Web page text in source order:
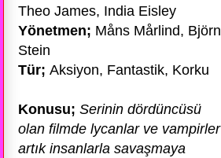
Theo James, India Eisley
Yönetmen; Måns Mårlind, Björn
Stein
Tür; Aksiyon, Fantastik, Korku
Konusu; Serinin dördüncüsü
olan filmde lycanlar ve vampirler
artık insanlarla savaşmaya